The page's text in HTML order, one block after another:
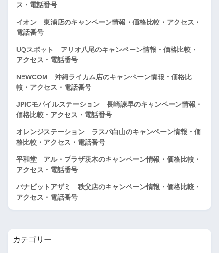
ス・電話番号
イオン 東浦店のキャンペーン情報・価格比較・アクセス・
電話番号
UQスポット アリオ八尾のキャンペーン情報・価格比較・
アクセス・電話番号
NEWCOM 沖縄ライカム店のキャンペーン情報・価格比
較・アクセス・電話番号
JPICモバイルステーション 長崎諫早のキャンペーン情報・
価格比較・アクセス・電話番号
オレンジステーション ラスパ白山のキャンペーン情報・価
格比較・アクセス・電話番号
平和堂 アル・プラザ茨木のキャンペーン情報・価格比較・
アクセス・電話番号
パナピットアザミ 秩父店のキャンペーン情報・価格比較・
アクセス・電話番号
カテゴリー